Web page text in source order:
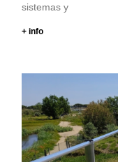
sistemas y
+ info